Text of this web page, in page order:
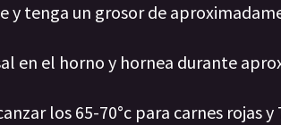
y tenga un grosor de
en el horno y hornea durante
los 65-70°c para carnes rojas y